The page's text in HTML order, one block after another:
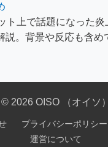
ト上で話題になった炎
説。背景や反応も含め
© 2026 OISO （オイソ）
プライバシーポリシー
運営について